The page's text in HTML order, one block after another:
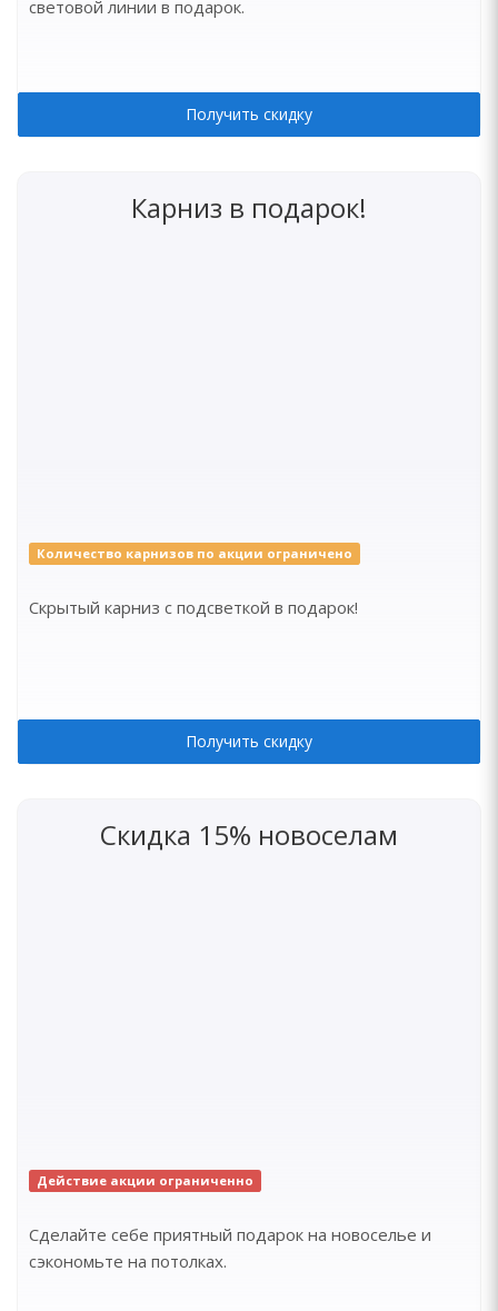
световой линии в подарок.
Получить скидку
Карниз в подарок!
Количество карнизов по акции ограничено
Скрытый карниз с подсветкой в подарок!
Получить скидку
Скидка 15% новоселам
Действие акции ограниченно
Сделайте себе приятный подарок на новоселье и
сэкономьте на потолках.